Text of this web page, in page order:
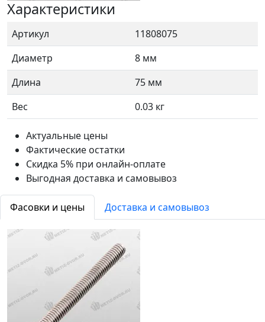
Характеристики
Артикул
11808075
Диаметр
8 мм
Длина
75 мм
Вес
0.03 кг
Актуальные цены
Фактические остатки
Скидка 5% при онлайн-оплате
Выгодная доставка и самовывоз
Фасовки и цены Доставка и самовывоз